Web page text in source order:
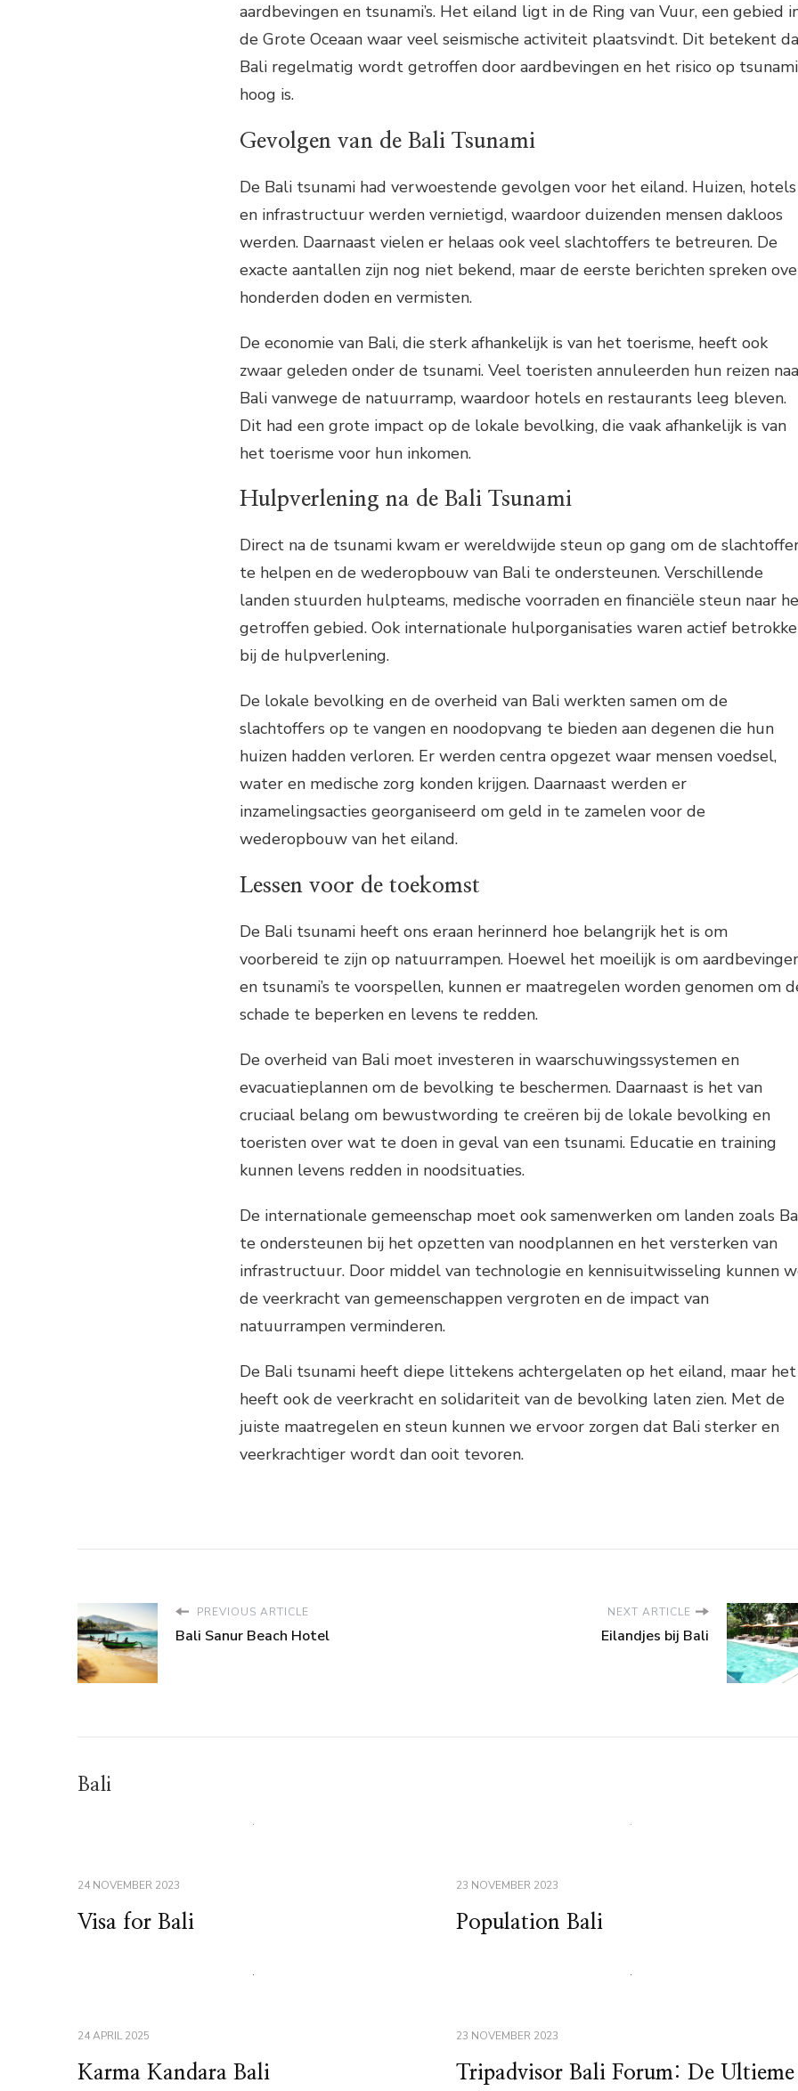
aardbevingen en tsunami’s. Het eiland ligt in de Ring van Vuur, een gebied
de Grote Oceaan waar veel seismische activiteit plaatsvindt. Dit betekent
Bali regelmatig wordt getroffen door aardbevingen en het risico op
hoog is.
Gevolgen van de Bali Tsunami
De Bali tsunami had verwoestende gevolgen voor het eiland. Huizen, hotels
en infrastructuur werden vernietigd, waardoor duizenden mensen dakloos
werden. Daarnaast vielen er helaas ook veel slachtoffers te betreuren. De
exacte aantallen zijn nog niet bekend, maar de eerste berichten spreken
honderden doden en vermisten.
De economie van Bali, die sterk afhankelijk is van het toerisme, heeft ook
zwaar geleden onder de tsunami. Veel toeristen annuleerden hun reizen
Bali vanwege de natuurramp, waardoor hotels en restaurants leeg bleven.
Dit had een grote impact op de lokale bevolking, die vaak afhankelijk is van
het toerisme voor hun inkomen.
Hulpverlening na de Bali Tsunami
Direct na de tsunami kwam er wereldwijde steun op gang om de
te helpen en de wederopbouw van Bali te ondersteunen. Verschillende
landen stuurden hulpteams, medische voorraden en financiële steun naar
getroffen gebied. Ook internationale hulporganisaties waren actief
bij de hulpverlening.
De lokale bevolking en de overheid van Bali werkten samen om de
slachtoffers op te vangen en noodopvang te bieden aan degenen die hun
huizen hadden verloren. Er werden centra opgezet waar mensen voedsel,
water en medische zorg konden krijgen. Daarnaast werden er
inzamelingsacties georganiseerd om geld in te zamelen voor de
wederopbouw van het eiland.
Lessen voor de toekomst
De Bali tsunami heeft ons eraan herinnerd hoe belangrijk het is om
voorbereid te zijn op natuurrampen. Hoewel het moeilijk is om
en tsunami’s te voorspellen, kunnen er maatregelen worden genomen om
schade te beperken en levens te redden.
De overheid van Bali moet investeren in waarschuwingssystemen en
evacuatieplannen om de bevolking te beschermen. Daarnaast is het van
cruciaal belang om bewustwording te creëren bij de lokale bevolking en
toeristen over wat te doen in geval van een tsunami. Educatie en training
kunnen levens redden in noodsituaties.
De internationale gemeenschap moet ook samenwerken om landen zoals
te ondersteunen bij het opzetten van noodplannen en het versterken van
infrastructuur. Door middel van technologie en kennisuitwisseling kunnen
de veerkracht van gemeenschappen vergroten en de impact van
natuurrampen verminderen.
De Bali tsunami heeft diepe littekens achtergelaten op het eiland, maar het
heeft ook de veerkracht en solidariteit van de bevolking laten zien. Met de
juiste maatregelen en steun kunnen we ervoor zorgen dat Bali sterker en
veerkrachtiger wordt dan ooit tevoren.
PREVIOUS ARTICLE
Bali Sanur Beach Hotel
NEXT ARTICLE
Eilandjes bij Bali
Bali
24 NOVEMBER 2023
Visa for Bali
23 NOVEMBER 2023
Population Bali
24 APRIL 2025
Karma Kandara Bali
23 NOVEMBER 2023
Tripadvisor Bali Forum: De Ultieme